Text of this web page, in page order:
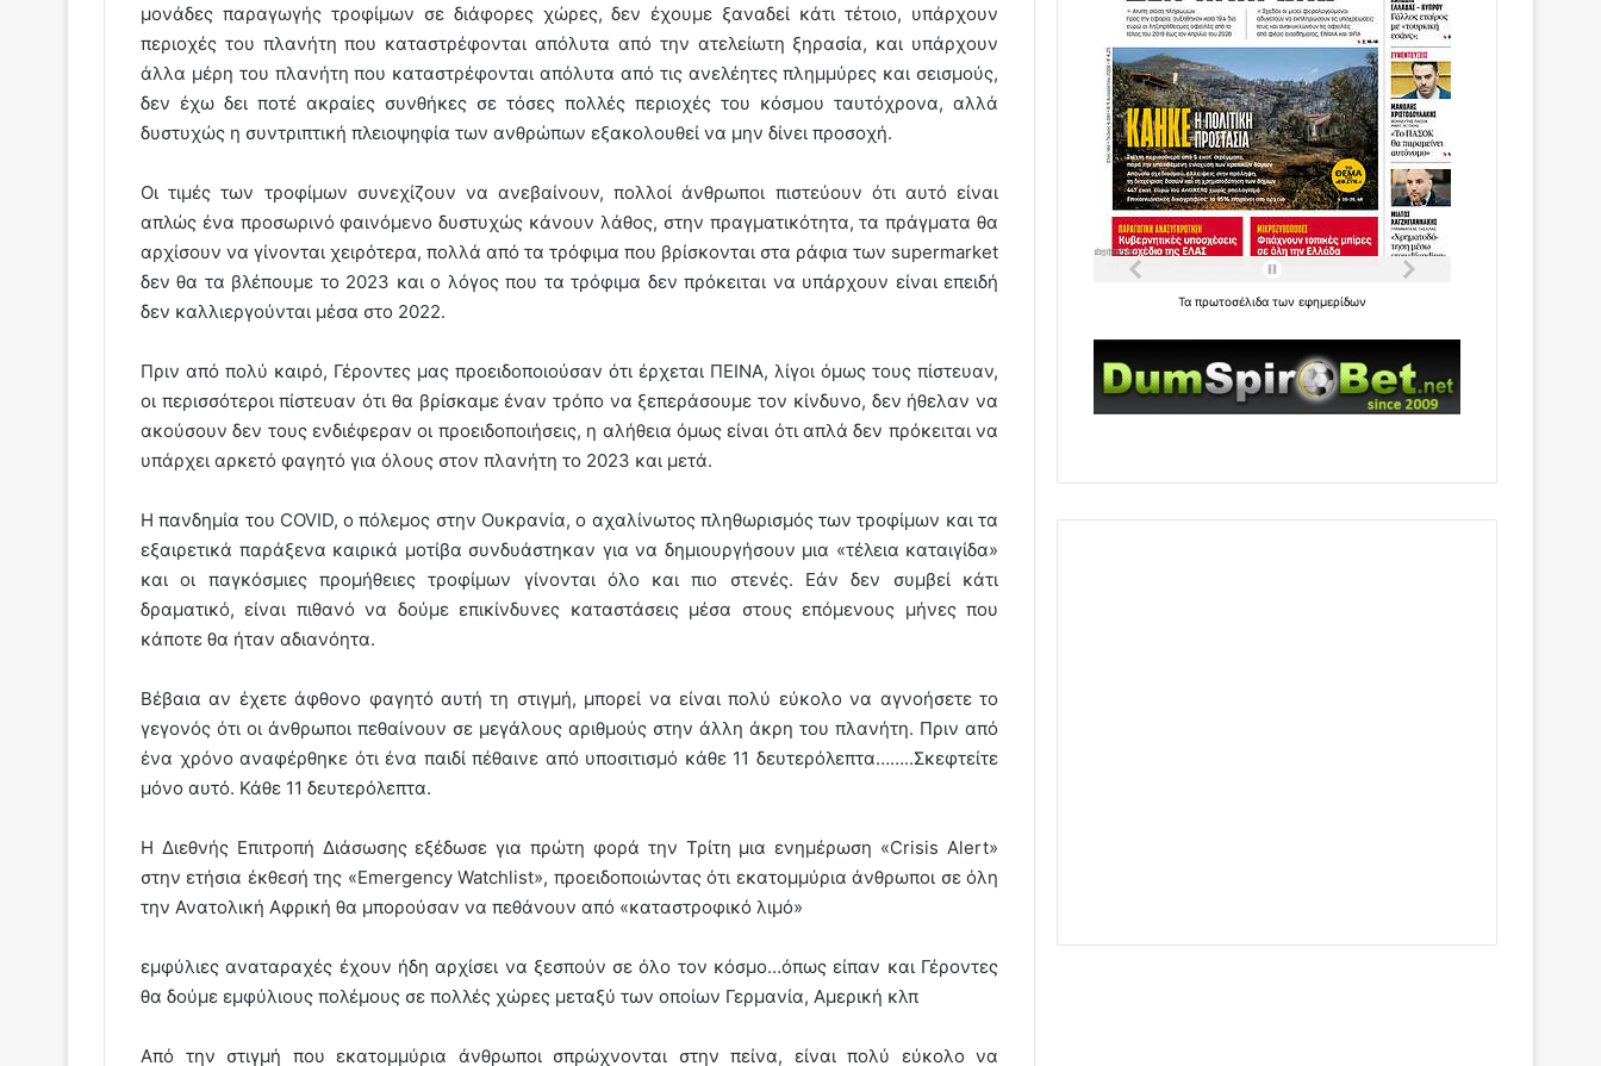
μονάδες παραγωγής τροφίμων σε διάφορες χώρες, δεν έχουμε ξαναδεί κάτι τέτοιο, υπάρχουν
περιοχές του πλανήτη που καταστρέφονται απόλυτα από την ατελείωτη ξηρασία, και υπάρχουν
άλλα μέρη του πλανήτη που καταστρέφονται απόλυτα από τις ανελέητες πλημμύρες και σεισμούς,
δεν έχω δει ποτέ ακραίες συνθήκες σε τόσες πολλές περιοχές του κόσμου ταυτόχρονα, αλλά
δυστυχώς η συντριπτική πλειοψηφία των ανθρώπων εξακολουθεί να μην δίνει προσοχή.
Οι τιμές των τροφίμων συνεχίζουν να ανεβαίνουν, πολλοί άνθρωποι πιστεύουν ότι αυτό είναι
απλώς ένα προσωρινό φαινόμενο δυστυχώς κάνουν λάθος, στην πραγματικότητα, τα πράγματα θα
αρχίσουν να γίνονται χειρότερα, πολλά από τα τρόφιμα που βρίσκονται στα ράφια των supermarket
δεν θα τα βλέπουμε το 2023 και ο λόγος που τα τρόφιμα δεν πρόκειται να υπάρχουν είναι επειδή
δεν καλλιεργούνται μέσα στο 2022.
Πριν από πολύ καιρό, Γέροντες μας προειδοποιούσαν ότι έρχεται ΠΕΙΝΑ, λίγοι όμως τους πίστευαν,
οι περισσότεροι πίστευαν ότι θα βρίσκαμε έναν τρόπο να ξεπεράσουμε τον κίνδυνο, δεν ήθελαν να
ακούσουν δεν τους ενδιέφεραν οι προειδοποιήσεις, η αλήθεια όμως είναι ότι απλά δεν πρόκειται να
υπάρχει αρκετό φαγητό για όλους στον πλανήτη το 2023 και μετά.
Η πανδημία του COVID, ο πόλεμος στην Ουκρανία, ο αχαλίνωτος πληθωρισμός των τροφίμων και τα
εξαιρετικά παράξενα καιρικά μοτίβα συνδυάστηκαν για να δημιουργήσουν μια «τέλεια καταιγίδα»
και οι παγκόσμιες προμήθειες τροφίμων γίνονται όλο και πιο στενές. Εάν δεν συμβεί κάτι
δραματικό, είναι πιθανό να δούμε επικίνδυνες καταστάσεις μέσα στους επόμενους μήνες που
κάποτε θα ήταν αδιανόητα.
Βέβαια αν έχετε άφθονο φαγητό αυτή τη στιγμή, μπορεί να είναι πολύ εύκολο να αγνοήσετε το
γεγονός ότι οι άνθρωποι πεθαίνουν σε μεγάλους αριθμούς στην άλλη άκρη του πλανήτη. Πριν από
ένα χρόνο αναφέρθηκε ότι ένα παιδί πέθαινε από υποσιτισμό κάθε 11 δευτερόλεπτα……..Σκεφτείτε
μόνο αυτό. Κάθε 11 δευτερόλεπτα.
Η Διεθνής Επιτροπή Διάσωσης εξέδωσε για πρώτη φορά την Τρίτη μια ενημέρωση «Crisis Alert»
στην ετήσια έκθεσή της «Emergency Watchlist», προειδοποιώντας ότι εκατομμύρια άνθρωποι σε όλη
την Ανατολική Αφρική θα μπορούσαν να πεθάνουν από «καταστροφικό λιμό»
εμφύλιες αναταραχές έχουν ήδη αρχίσει να ξεσπούν σε όλο τον κόσμο…όπως είπαν και Γέροντες
θα δούμε εμφύλιους πολέμους σε πολλές χώρες μεταξύ των οποίων Γερμανία, Αμερική κλπ
Από την στιγμή που εκατομμύρια άνθρωποι σπρώχνονται στην πείνα, είναι πολύ εύκολο να
Ταπρωτοσέλιδατωνεφημερίδων